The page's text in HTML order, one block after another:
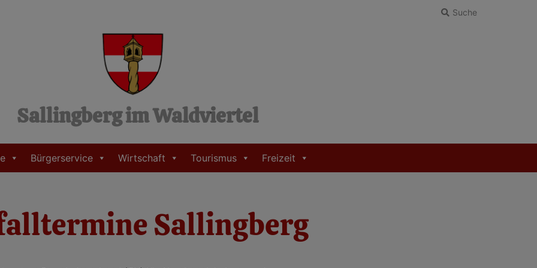
Suche
Sallingberg im Waldviertel
Bürgerservice Wirtschaft Tourismus Freizeit
Sallingberg